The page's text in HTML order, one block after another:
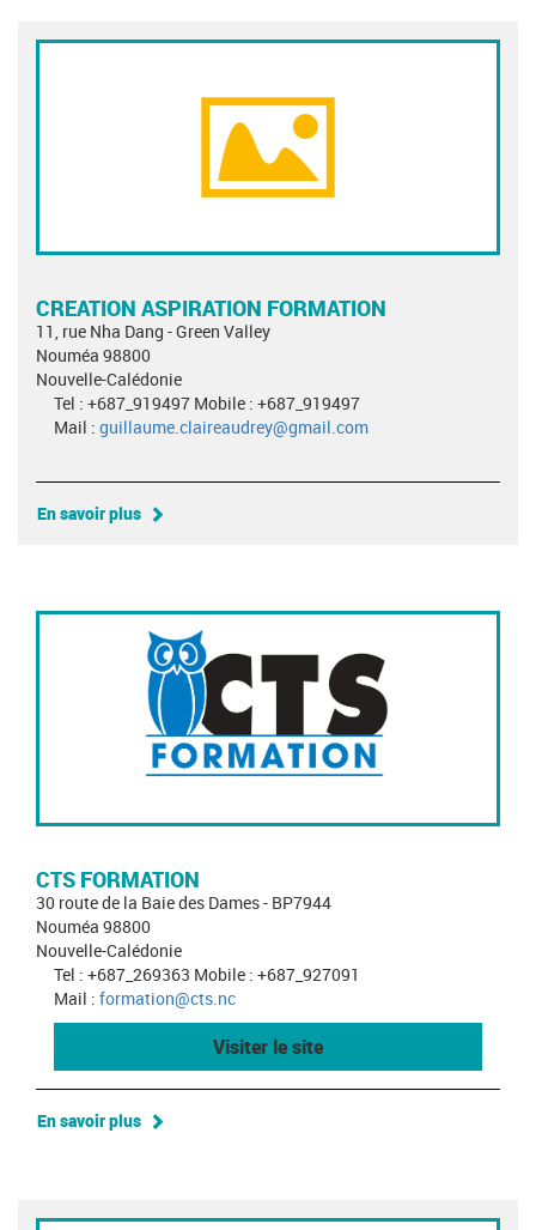
CREATION ASPIRATION FORMATION
11, rue Nha Dang - Green Valley
Nouméa 98800
Nouvelle-Calédonie
Tel : +687_919497 Mobile : +687_919497
Mail : guillaume.claireaudrey@gmail.com
En savoir plus
CTS FORMATION
30 route de la Baie des Dames - BP7944
Nouméa 98800
Nouvelle-Calédonie
Tel : +687_269363 Mobile : +687_927091
Mail : formation@cts.nc
Visiter le site
En savoir plus